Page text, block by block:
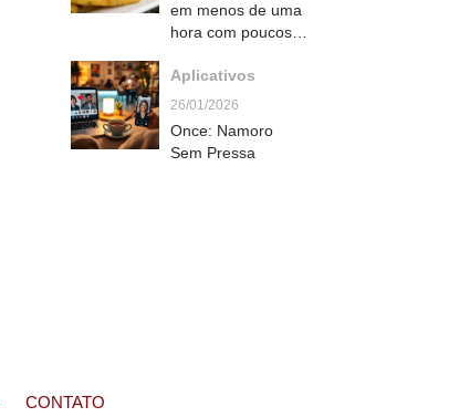
em menos de uma
hora com poucos
Aplicativos
26/01/2026
Once: Namoro
Sem Pressa
CONTATO